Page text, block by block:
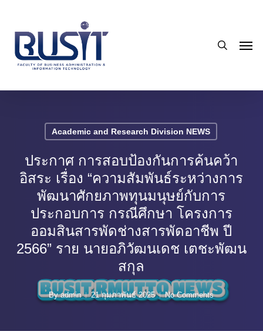
main
content
Academic and Research Division NEWS
ประกาศ การสอบป้องกันการค้นคว้า
อิสระ เรื่อง “ความสัมพันธ์ระหว่างการ
พัฒนาศักยภาพทุนมนุษย์กับการ
ประกอบการ กรณีศึกษา โครงการ
ออมสินสารพัดช่างสารพัดอาชีพ ปี
2566” ราย นายอภิวัฒนเดช เตชะพัฒน
สกุล
By admin 21 กุมภาพันธ์ 2025 No Comments